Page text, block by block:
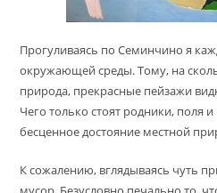
Прогуливаясь по Семинчино я
окружающей среды. Тому, на
природа, прекрасные пейзажи
Чего только стоят родники, поля и
бесценное достояние местной
К сожалению, вглядываясь чуть